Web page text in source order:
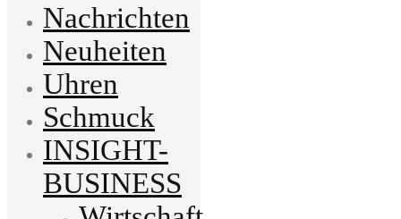
Nachrichten
Neuheiten
Uhren
Schmuck
INSIGHT-
BUSINESS